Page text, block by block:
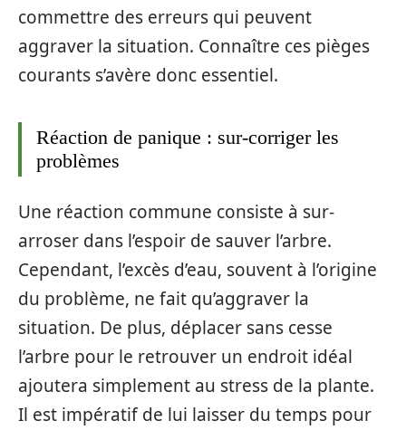
commettre des erreurs qui peuvent
aggraver la situation. Connaître ces pièges
courants s’avère donc essentiel.
Réaction de panique : sur-corriger les
problèmes
Une réaction commune consiste à sur-
arroser dans l’espoir de sauver l’arbre.
Cependant, l’excès d’eau, souvent à l’origine
du problème, ne fait qu’aggraver la
situation. De plus, déplacer sans cesse
l’arbre pour le retrouver un endroit idéal
ajoutera simplement au stress de la plante.
Il est impératif de lui laisser du temps pour